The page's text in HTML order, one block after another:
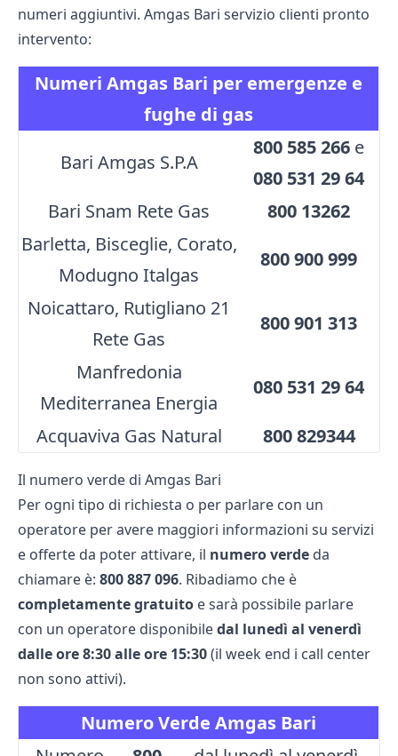
numeri aggiuntivi. Amgas Bari servizio clienti pronto
intervento:
Numeri Amgas Bari per emergenze e
fughe di gas
Bari Amgas S.P.A
800 585 266 e
080 531 29 64
Bari Snam Rete Gas
800 13262
Barletta, Bisceglie, Corato,
Modugno Italgas
800 900 999
Noicattaro, Rutigliano 21
Rete Gas
800 901 313
Manfredonia
Mediterranea Energia
080 531 29 64
Acquaviva Gas Natural 800 829344
Il numero verde di Amgas Bari
Per ogni tipo di richiesta o per parlare con un
operatore per avere maggiori informazioni su servizi
e offerte da poter attivare, il numero verde da
chiamare è: 800 887 096. Ribadiamo che è
completamente gratuito e sarà possibile parlare
con un operatore disponibiledal lunedì al venerdì
dalle ore 8:30 alle ore 15:30(il week end i call center
non sono attivi).
Numero Verde Amgas Bari